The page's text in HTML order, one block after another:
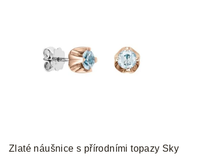
Zlaté náušnice s přírodními topazy Sky